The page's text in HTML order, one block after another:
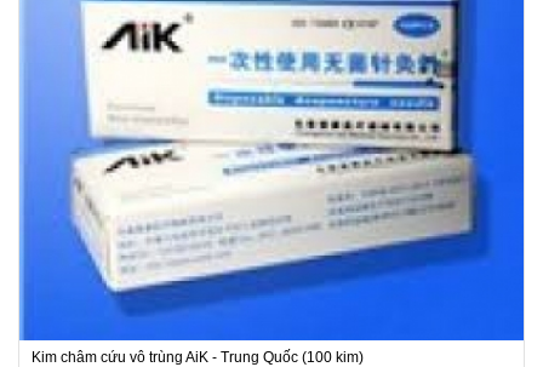
Kim châm cứu vô trùng AiK - Trung Quốc (100 kim)